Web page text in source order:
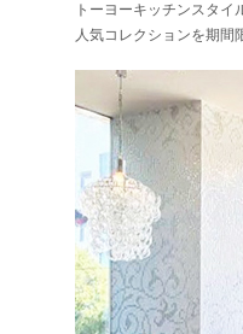
トーヨーキッチンスタ
人気コレクションを期間